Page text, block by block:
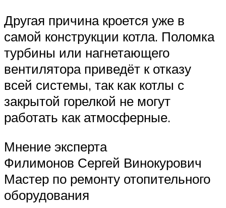
Другая причина кроется уже в
самой конструкции котла. Поломка
турбины или нагнетающего
вентилятора приведёт к отказу
всей системы, так как котлы с
закрытой горелкой не могут
работать как атмосферные.
Мнение эксперта
Филимонов Сергей Винокурович
Мастер по ремонту отопительного
оборудования